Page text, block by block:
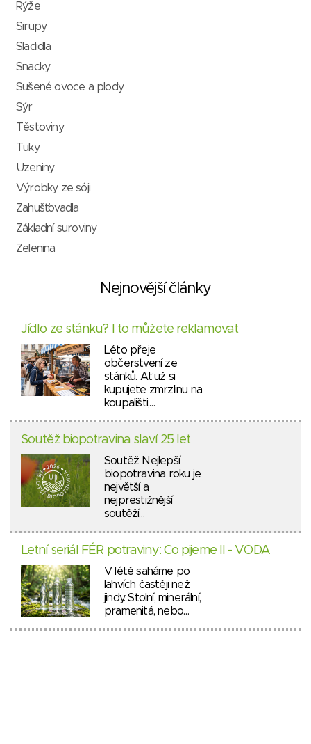
Rýže
Sirupy
Sladidla
Snacky
Sušené ovoce a plody
Sýr
Těstoviny
Tuky
Uzeniny
Výrobky ze sóji
Zahušťovadla
Základní suroviny
Zelenina
Nejnovější články
Jídlo ze stánku? I to můžete reklamovat
Léto přeje
občerstvení ze
stánků. Ať už si
kupujete zmrzlinu na
koupališti,…
Soutěž biopotravina slaví 25 let
Soutěž Nejlepší
biopotravina roku je
největší a
nejprestižnější
soutěží…
Letní seriál FÉR potraviny: Co pijeme II - VODA
V létě saháme po
lahvích častěji než
jindy. Stolní, minerální,
pramenitá, nebo…